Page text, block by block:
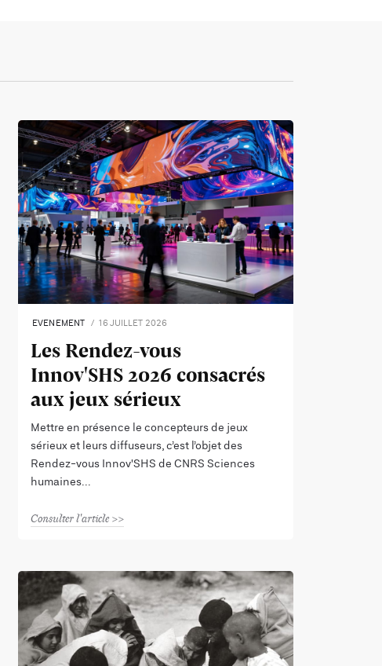
EVENEMENT 16 JUILLET 2026
Les Rendez-vous
Innov'SHS 2026 consacrés
aux jeux sérieux
Mettre en présence le concepteurs de jeux
sérieux et leurs diffuseurs, c’est l’objet des
Rendez-vous Innov'SHS de CNRS Sciences
humaines
Consulter l'article